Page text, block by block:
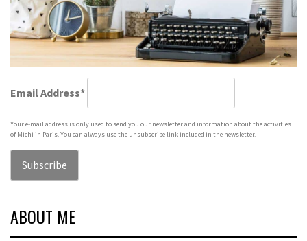
Email Address*
Your e-mail address is only used to send you our newsletter and information about the activities
of Michi in Paris. You can always use the unsubscribe link included in the newsletter.
ABOUT ME